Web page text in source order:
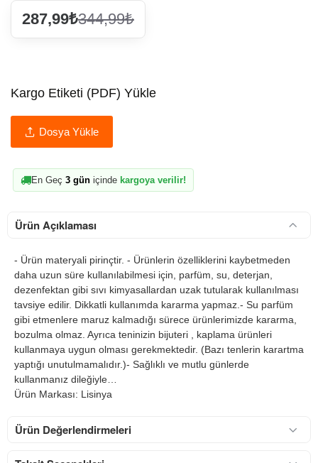
287,99₺344,99₺
Kargo Etiketi (PDF) Yükle
Dosya Yükle
En Geç 3 gün içinde kargoya verilir!
Ürün Açıklaması
- Ürün materyali pirinçtir. - Ürünlerin özelliklerini kaybetmeden
daha uzun süre kullanılabilmesi için, parfüm, su, deterjan,
dezenfektan gibi sıvı kimyasallardan uzak tutularak kullanılması
tavsiye edilir. Dikkatli kullanımda kararma yapmaz.- Su parfüm
gibi etmenlere maruz kalmadığı sürece ürünlerimizde kararma,
bozulma olmaz. Ayrıca teninizin bijuteri , kaplama ürünleri
kullanmaya uygun olması gerekmektedir. (Bazı tenlerin karartma
yaptığı unutulmamalıdır.)- Sağlıklı ve mutlu günlerde
kullanmanız dileğiyle…
Ürün Markası: Lisinya
Ürün Değerlendirmeleri